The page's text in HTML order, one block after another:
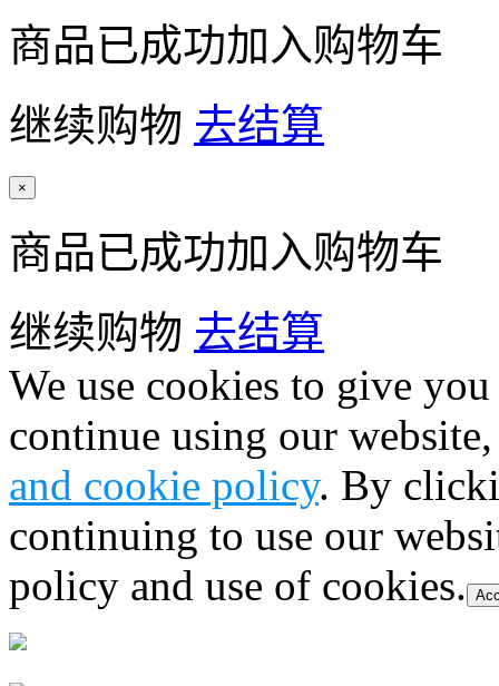
商品已成功加入购物车
继续购物 去结算
×
商品已成功加入购物车
继续购物 去结算
We use cookies to give
continue using our
and cookie policy. By
continuing to use our
policy and use of cookies.